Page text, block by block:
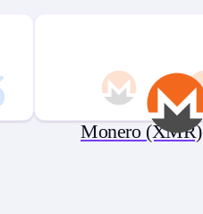
Monero (XMR)